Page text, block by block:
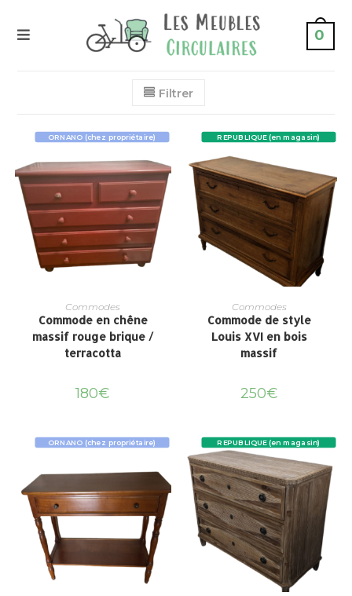
0
Filtrer
ORNANO (chez propriétaire)
Commodes
Commode en chêne
massif rouge brique /
terracotta
180€
REPUBLIQUE (en magasin)
Commodes
Commode de style
Louis XVI en bois
massif
250€
ORNANO (chez propriétaire) REPUBLIQUE (en magasin)